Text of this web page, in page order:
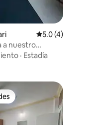
Calificación
5.0 (4)
a nuestro
y cocina
· Estadía